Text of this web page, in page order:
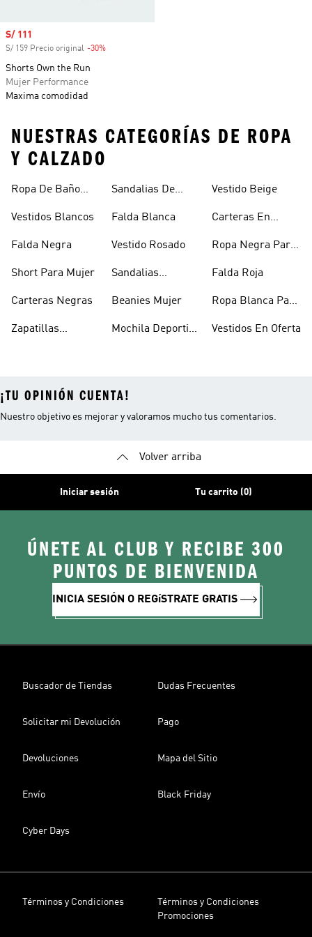
Precio de venta
S/ 111
S/ 159 Precio original -30%
Shorts Own the Run
Mujer Performance
Maxima comodidad
NUESTRAS CATEGORÍAS DE ROPA
Y CALZADO
Ropa De Baño
Vestidos Blancos
Falda Negra
Short Para Mujer
Carteras Negras
Zapatillas
Sandalias De
Mujer
Falda Blanca
Vestido Rosado
Sandalias
Beanies Mujer
Mochila Deportiva
Vestido Beige
Carteras En
Ropa Negra Para
Falda Roja
Ropa Blanca Para
Vestidos En Oferta
¡TU OPINIÓN CUENTA!
Nuestro objetivo es mejorar y valoramos mucho tus comentarios.
Volver arriba
Iniciar sesión Tu carrito (0)
ÚNETE AL CLUB Y RECIBE 300
PUNTOS DE BIENVENIDA
INICIA SESIÓN O REGíSTRATE GRATIS
Buscador de Tiendas Dudas Frecuentes
Solicitar mi Devolución Pago
Devoluciones Mapa del Sitio
Envío Black Friday
Cyber Days
Términos y Condiciones
Términos y Condiciones
Promociones